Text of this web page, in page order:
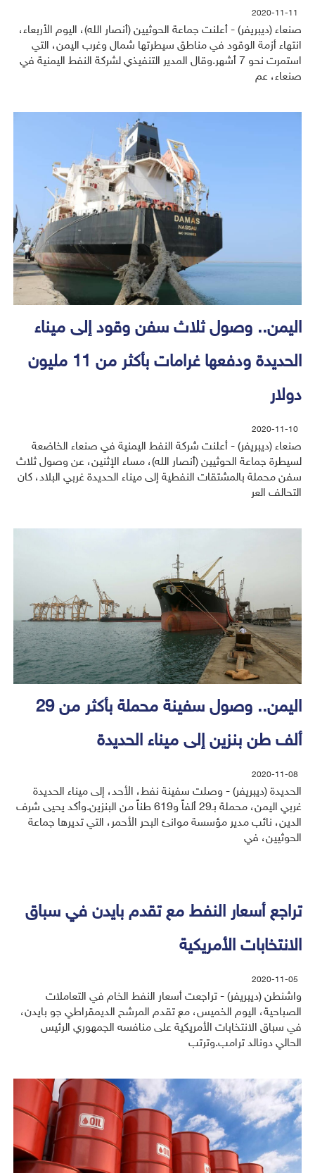
2020-11-11
صنعاء (ديبريفر) - أعلنت جماعة الحوثيين (أنصار الله)، اليوم الأربعاء،
انتهاء أزمة الوقود في مناطق سيطرتها شمال وغرب اليمن، التي
استمرت نحو 7 أشهر.وقال المدير التنفيذي لشركة النفط اليمنية في
صنعاء، عم
اليمن.. وصول ثلاث سفن وقود إلى ميناء
الحديدة ودفعها غرامات بأكثر من 11 مليون
دولار
2020-11-10
صنعاء (ديبريفر) - أعلنت شركة النفط اليمنية في صنعاء الخاضعة
لسيطرة جماعة الحوثيين (أنصار الله)، مساء الإثنين، عن وصول ثلاث
سفن محملة بالمشتقات النفطية إلى ميناء الحديدة غربي البلاد، كان
التحالف العر
اليمن.. وصول سفينة محملة بأكثر من 29
ألف طن بنزين إلى ميناء الحديدة
2020-11-08
الحديدة (ديبريفر) - وصلت سفينة نفط، الأحد، إلى ميناء الحديدة
غربي اليمن، محملة بـ29 ألفاً و619 طناً من البنزين.وأكد يحيى شرف
الدين، نائب مدير مؤسسة موانئ البحر الأحمر، التي تديرها جماعة
الحوثيين، في
تراجع أسعار النفط مع تقدم بايدن في سباق
الانتخابات الأمريكية
2020-11-05
واشنطن (ديبريفر) - تراجعت أسعار النفط الخام في التعاملات
الصباحية، اليوم الخميس، مع تقدم المرشح الديمقراطي جو بايدن،
في سباق الانتخابات الأمريكية على منافسه الجمهوري الرئيس
الحالي دونالد ترامب.وترتب